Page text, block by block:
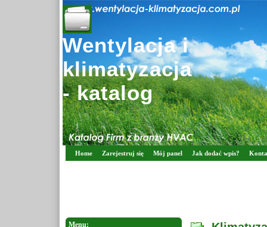
Wentylacja i
klimatyzacja
- katalog
Home Zarejestruj się Mój panel Jak dodać wpis?
Menu: